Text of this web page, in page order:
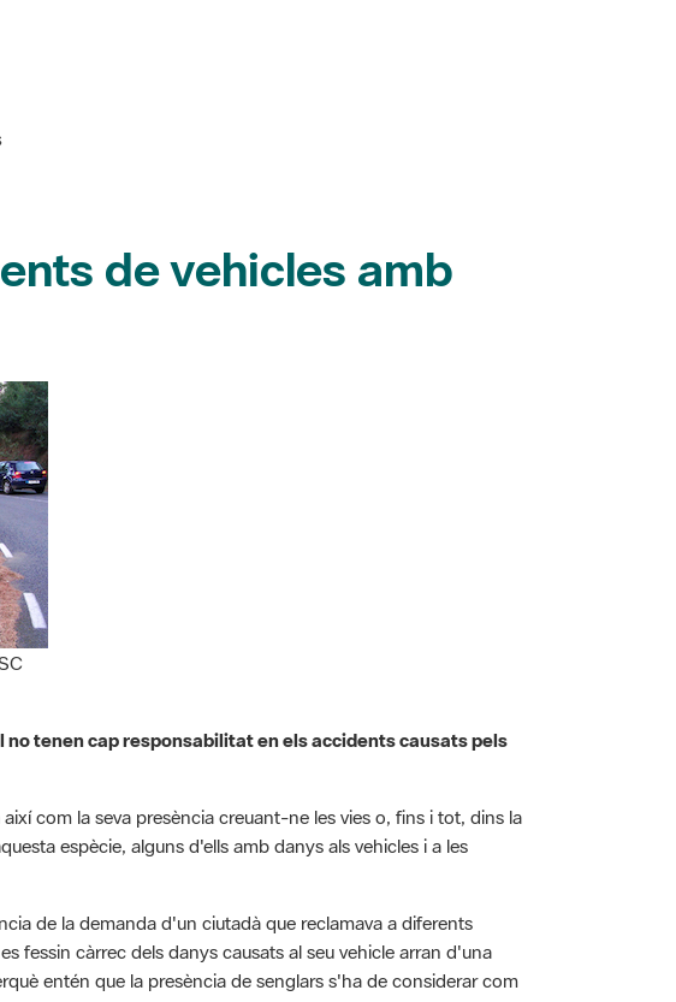
de vehicles amb
tenen cap responsabilitat en els accidents causats pels
com la seva presència creuant-ne les vies o, fins i tot, dins la
espècie, alguns d'ells amb danys als vehicles i a les
de la demanda d'un ciutadà que reclamava a diferents
fessin càrrec dels danys causats al seu vehicle arran d'una
entén que la presència de senglars s'ha de considerar com